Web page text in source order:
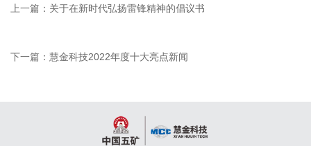
上一篇： 关于在新时代弘扬雷锋精神的倡议书
下一篇： 慧金科技2022年度十大亮点新闻